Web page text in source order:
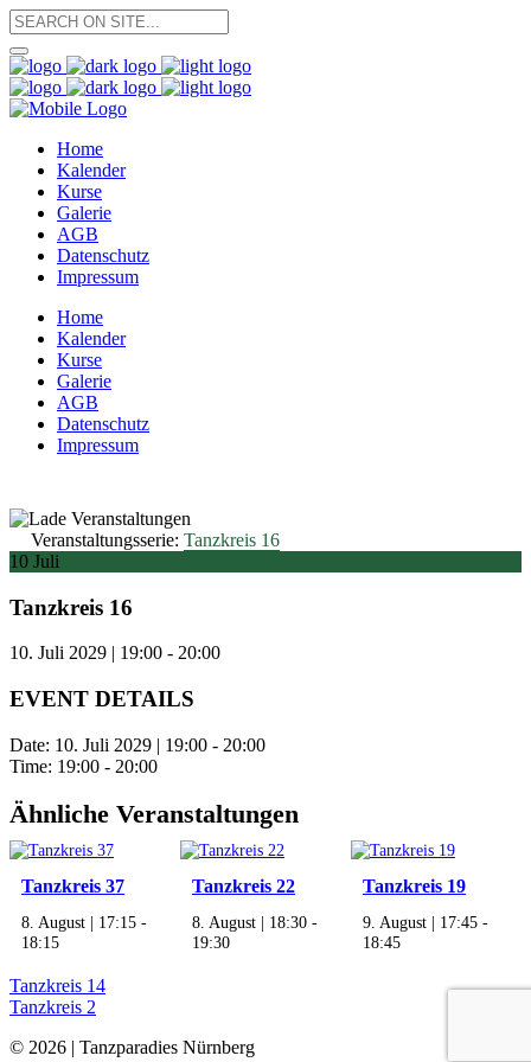
Home
Kalender
Kurse
Galerie
AGB
Datenschutz
Impressum
Home
Kalender
Kurse
Galerie
AGB
Datenschutz
Impressum
Veranstaltungsserie: Tanzkreis 16
10 Juli
Tanzkreis 16
10. Juli 2029 | 19:00 - 20:00
EVENT DETAILS
Date: 10. Juli 2029 | 19:00 - 20:00
Time: 19:00 - 20:00
Ähnliche Veranstaltungen
Tanzkreis 37
8. August | 17:15 -
18:15
Tanzkreis 22
8. August | 18:30 -
19:30
Tanzkreis 19
9. August | 17:45 -
18:45
Tanzkreis 14
Tanzkreis 2
© 2026 | Tanzparadies Nürnberg